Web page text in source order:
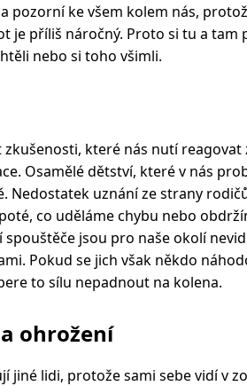
pozorní ke všem kolem nás,
je příliš náročný. Proto si tu a tam
nebo si toho všimli.
které nás nutí reagovat
Osamělé dětství, které v nás
Nedostatek uznání ze strany
co uděláme chybu nebo
jsou pro naše okolí
Pokud se jich však někdo
to sílu nepadnout na kolena.
ohrožení
jiné lidi, protože sami sebe vidí v